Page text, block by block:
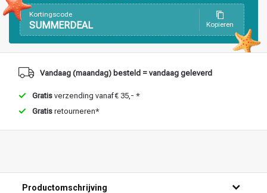
Haarkleuring
Kortingscode
SUMMERDEAL Kopieren
Vandaag (maandag) besteld = vandaag geleverd
Gratis verzending vanaf € 35,- *
Gratis retourneren*
Productomschrijving